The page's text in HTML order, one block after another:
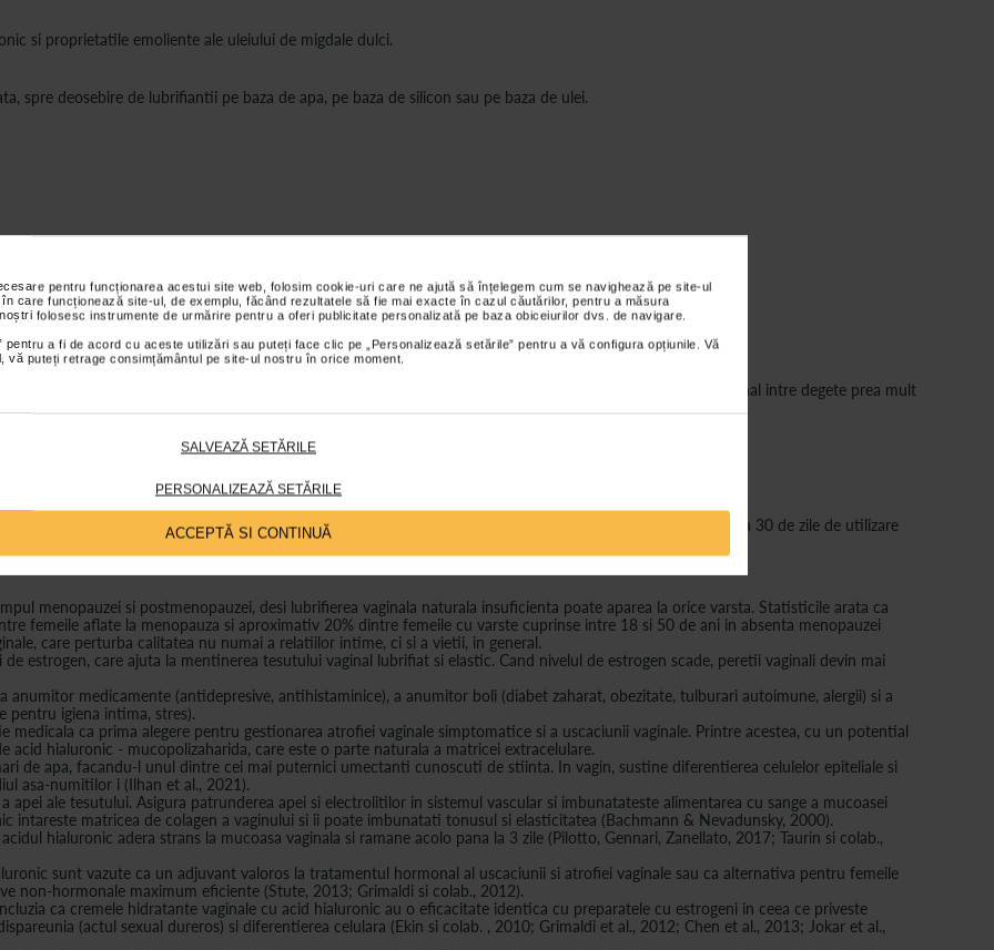
pentru funcționarea acestui site web, folosim cookie-uri care ne ajută să înțelegem cum se navighează pe site-ul
care funcționează site-ul, de exemplu, făcând rezultatele să fie mai exacte în cazul căutărilor, pentru a măsura
folosesc instrumente de urmărire pentru a oferi publicitate personalizată pe baza obiceiurilor dvs. de navigare.
pentru a fi de acord cu aceste utilizări sau puteți face clic pe „Personalizează setările” pentru a vă configura opțiunile. Vă
puteți retrage consimțământul pe site-ul nostru în orice moment.
SALVEAZĂ SETĂRILE
PERSONALIZEAZĂ SETĂRILE
ACCEPTĂ SI CONTINUĂ
si proprietatile emoliente ale uleiului de migdale dulci.
deosebire de lubrifiantii pe baza de apa, pe baza de silicon sau pe baza de ulei.
semisintetice.
medicului, de preferinta seara, inainte de culcare, pentru a evita scurgerea produsului. Nu tineti ovulul vaginal intre degete prea mult
necesar, ovulele vaginale Cicatridin Plus pot fi utilizate pe perioade lungi, dar, in oricare dintre cazuri, dupa 30 de zile de utilizare
menopauzei si postmenopauzei, desi lubrifierea vaginala naturala insuficienta poate aparea la orice varsta. Statisticile arata ca
femeile aflate la menopauza si aproximativ 20% dintre femeile cu varste cuprinse intre 18 si 50 de ani in absenta menopauzei
care perturba calitatea nu numai a relatiilor intime, ci si a vietii, in general.
estrogen, care ajuta la mentinerea tesutului vaginal lubrifiat si elastic. Cand nivelul de estrogen scade, peretii vaginali devin mai
anumitor medicamente (antidepresive, antihistaminice), a anumitor boli (diabet zaharat, obezitate, tulburari autoimune, alergii) si a
pentru igiena intima, stres).
ca prima alegere pentru gestionarea atrofiei vaginale simptomatice si a uscaciunii vaginale. Printre acestea, cu un potential
acid hialuronic - mucopolizaharida, care este o parte naturala a matricei extracelulare.
de apa, facandu-l unul dintre cei mai puternici umectanti cunoscuti de stiinta. In vagin, sustine diferentierea celulelor epiteliale si
asa-numitilor i (Ilhan et al., 2021).
ale tesutului. Asigura patrunderea apei si electrolitilor in sistemul vascular si imbunatateste alimentarea cu sange a mucoasei
intareste matricea de colagen a vaginului si ii poate imbunatati tonusul si elasticitatea (Bachmann & Nevadunsky, 2000).
hialuronic adera strans la mucoasa vaginala si ramane acolo pana la 3 zile (Pilotto, Gennari, Zanellato, 2017; Taurin si colab.,
sunt vazute ca un adjuvant valoros la tratamentul hormonal al uscaciunii si atrofiei vaginale sau ca alternativa pentru femeile
non-hormonale maximum eficiente (Stute, 2013; Grimaldi si colab., 2012).
ca cremele hidratante vaginale cu acid hialuronic au o eficacitate identica cu preparatele cu estrogeni in ceea ce priveste
(actul sexual dureros) si diferentierea celulara (Ekin si colab. , 2010; Grimaldi et al., 2012; Chen et al., 2013; Jokar et al.,